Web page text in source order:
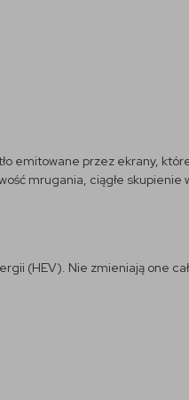
emitowane przez ekrany,
mrugania, ciągłe skupienie
(HEV). Nie zmieniają one